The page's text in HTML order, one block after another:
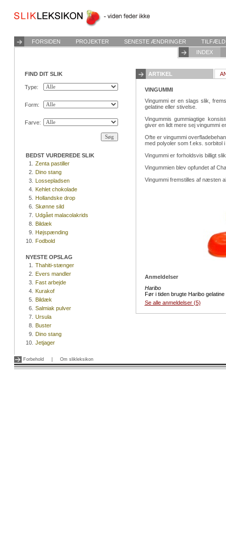
FORSIDEN PROJEKTER SENESTE ÆNDRINGER
INDEX
FIND DIT SLIK
Type:
Form:
Farve:
BEDST VURDEREDE SLIK
1.
Zenta pastiller
2. Dino stang
3. Lossepladsen
4. Kehlet chokolade
5. Hollandske drop
6. Skønne sild
7. Udgået malacolakrids
8. Bildæk
9. Højspænding
10. Fodbold
NYESTE OPSLAG
1.
Thahiti-stænger
2. Evers mandler
3. Fast arbejde
4. Kurakof
5. Bildæk
6. Salmiak pulver
7. Ursula
8. Buster
9. Dino stang
10. Jetjager
ARTIKEL
VINGUMMI
Vingummi er en slags slik,
gelatine eller stivelse.
Vingummis gummiagtige
giver en lidt mere sej vingummi
Ofte er vingummi
med polyoler som f.eks.
Vingummi er forholdsvis billigt
Vingummien blev opfundet af
Vingummi fremstilles af næsten
Anmeldelser
Haribo
Før i tiden brugte Haribo
Se alle anmeldelser (5)
Forbehold Om slikleksikon